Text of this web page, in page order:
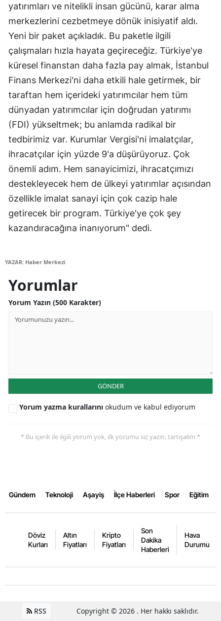
Kahramanmaraş
Mardin
Muğla
Muş
Nevşehir
Niğde
Ordu
Rize
Sakarya
Samsun
Siirt
Uşak
Zonguldak
Karaman
Batman
yatırımları ve nitelikli insan gücünü, karar alma
merkezlerini cezbetmeye dönük inisiyatif aldı.
Yeni bir paket açıkladık. Bu paketle ilgili
çalışmaları hızla hayata geçireceğiz. Türkiye'ye
küresel finanstan daha fazla pay almak, İstanbul
Finans Merkezi'ni daha etkili hale getirmek, bir
taraftan hem içerideki yatırımcılar hem tüm
dünyadan yatırımcılar için doğrudan yatırımı
(FDI) yükseltmek; bu anlamda radikal bir
tedbirimiz var. Kurumlar Vergisi'ni imalatçılar,
ihracatçılar için yüzde 9'a düşürüyoruz. Çok
önemli adım. Hem sanayicimizi, ihracatçımızı
destekleyecek hem de ülkeyi yatırımlar açısından
özellikle imalat sanayi için çok cazip hale
getirecek bir program. Türkiye'ye çok şey
kazandıracağına inanıyorum" dedi.
YAZAR: Haber Merkezi
Yorumlar
Yorum Yazın (500 Karakter)
GÖNDER
Yorum yazma kurallarını okudum ve kabul ediyorum
* Bu içerik ile ilgili yorum yok, ilk yorumu siz yazın, tartışalım *
Gündem Teknoloji Aşayiş İlçe Haberleri Spor Eğitim
Döviz
Kurları
Altın
Fiyatları
Kripto
Fiyatları
Son
Dakika
Haberleri
Hava
Durumu
RSS Copyright © 2026 . Her hakkı saklıdır.